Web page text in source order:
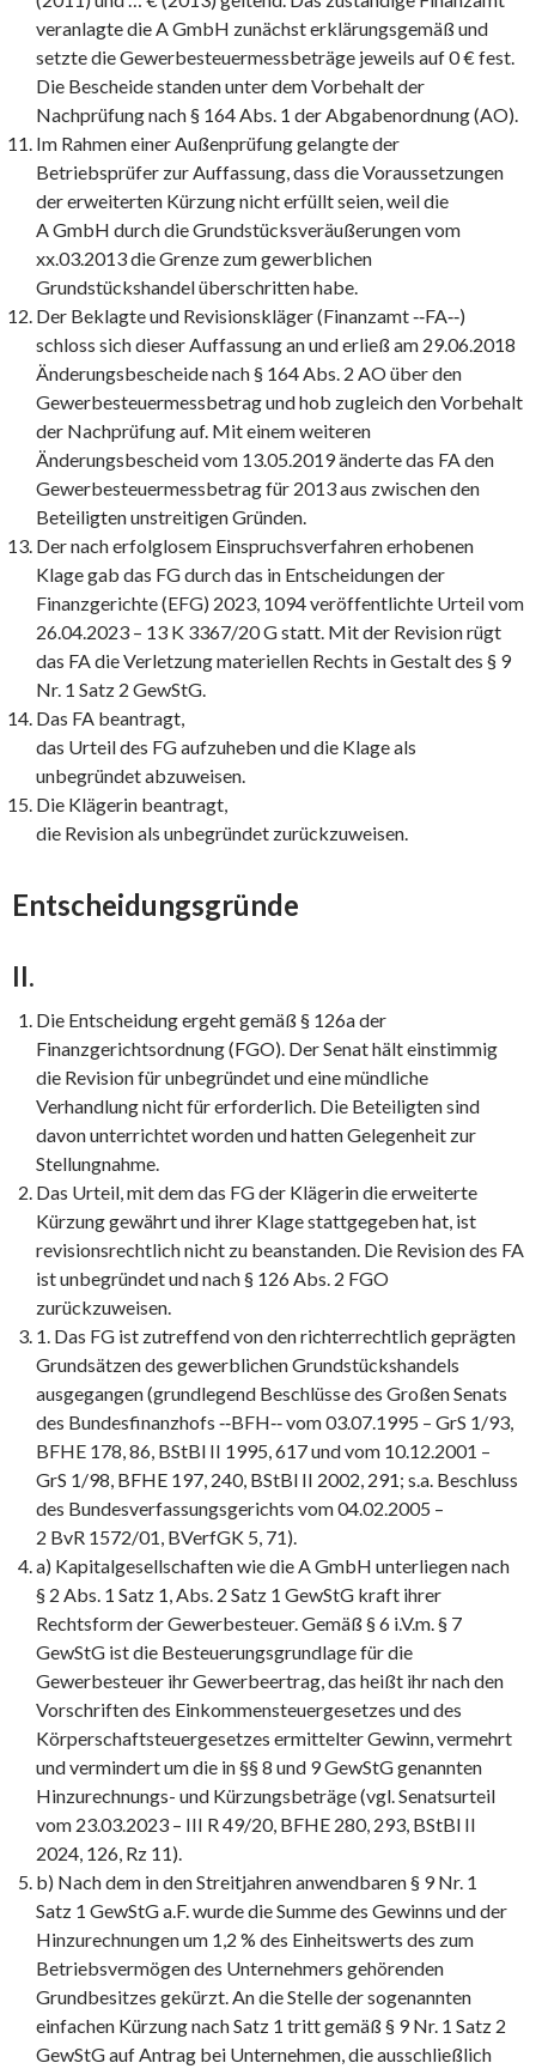
veranlagte die A GmbH zunächst erklärungsgemäß und
setzte die Gewerbesteuermessbeträge jeweils auf 0 € fest.
Die Bescheide standen unter dem Vorbehalt der
Nachprüfung nach § 164 Abs. 1 der Abgabenordnung (AO).
Im Rahmen einer Außenprüfung gelangte der
Betriebsprüfer zur Auffassung, dass die Voraussetzungen
der erweiterten Kürzung nicht erfüllt seien, weil die
A GmbH durch die Grundstücksveräußerungen vom
xx.03.2013 die Grenze zum gewerblichen
Grundstückshandel überschritten habe.
Der Beklagte und Revisionskläger (Finanzamt ‑‑FA‑‑)
schloss sich dieser Auffassung an und erließ am 29.06.2018
Änderungsbescheide nach § 164 Abs. 2 AO über den
Gewerbesteuermessbetrag und hob zugleich den Vorbehalt
der Nachprüfung auf. Mit einem weiteren
Änderungsbescheid vom 13.05.2019 änderte das FA den
Gewerbesteuermessbetrag für 2013 aus zwischen den
Beteiligten unstreitigen Gründen.
Der nach erfolglosem Einspruchsverfahren erhobenen
Klage gab das FG durch das in Entscheidungen der
Finanzgerichte (EFG) 2023, 1094 veröffentlichte Urteil vom
26.04.2023 – 13 K 3367/20 G statt. Mit der Revision rügt
das FA die Verletzung materiellen Rechts in Gestalt des § 9
Nr. 1 Satz 2 GewStG.
Das FA beantragt,
das Urteil des FG aufzuheben und die Klage als
unbegründet abzuweisen.
Die Klägerin beantragt,
die Revision als unbegründet zurückzuweisen.
Entscheidungsgründe
II.
Die Entscheidung ergeht gemäß § 126a der
Finanzgerichtsordnung (FGO). Der Senat hält einstimmig
die Revision für unbegründet und eine mündliche
Verhandlung nicht für erforderlich. Die Beteiligten sind
davon unterrichtet worden und hatten Gelegenheit zur
Stellungnahme.
Das Urteil, mit dem das FG der Klägerin die erweiterte
Kürzung gewährt und ihrer Klage stattgegeben hat, ist
revisionsrechtlich nicht zu beanstanden. Die Revision des FA
ist unbegründet und nach § 126 Abs. 2 FGO
zurückzuweisen.
1. Das FG ist zutreffend von den richterrechtlich geprägten
Grundsätzen des gewerblichen Grundstückshandels
ausgegangen (grundlegend Beschlüsse des Großen Senats
des Bundesfinanzhofs ‑‑BFH‑‑ vom 03.07.1995 – GrS 1/93,
BFHE 178, 86, BStBl II 1995, 617 und vom 10.12.2001 –
GrS 1/98, BFHE 197, 240, BStBl II 2002, 291; s.a. Beschluss
des Bundesverfassungsgerichts vom 04.02.2005 –
2 BvR 1572/01, BVerfGK 5, 71).
a) Kapitalgesellschaften wie die A GmbH unterliegen nach
§ 2 Abs. 1 Satz 1, Abs. 2 Satz 1 GewStG kraft ihrer
Rechtsform der Gewerbesteuer. Gemäß § 6 i.V.m. § 7
GewStG ist die Besteuerungsgrundlage für die
Gewerbesteuer ihr Gewerbeertrag, das heißt ihr nach den
Vorschriften des Einkommensteuergesetzes und des
Körperschaftsteuergesetzes ermittelter Gewinn, vermehrt
und vermindert um die in §§ 8 und 9 GewStG genannten
Hinzurechnungs- und Kürzungsbeträge (vgl. Senatsurteil
vom 23.03.2023 – III R 49/20, BFHE 280, 293, BStBl II
2024, 126, Rz 11).
b) Nach dem in den Streitjahren anwendbaren § 9 Nr. 1
Satz 1 GewStG a.F. wurde die Summe des Gewinns und der
Hinzurechnungen um 1,2 % des Einheitswerts des zum
Betriebsvermögen des Unternehmers gehörenden
Grundbesitzes gekürzt. An die Stelle der sogenannten
einfachen Kürzung nach Satz 1 tritt gemäß § 9 Nr. 1 Satz 2
GewStG auf Antrag bei Unternehmen, die ausschließlich